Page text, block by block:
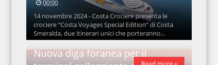
00:00
14 novembre 2024 - Costa Crociere presenta le
crociere “Costa Voyages Special Edition” di Costa
Smeralda, due itinerari unici che porteranno...
Nuova diga foranea per il